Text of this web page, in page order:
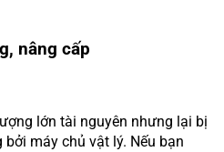
nâng cấp
lớn tài nguyên nhưng lại bị
máy chủ vật lý. Nếu bạn